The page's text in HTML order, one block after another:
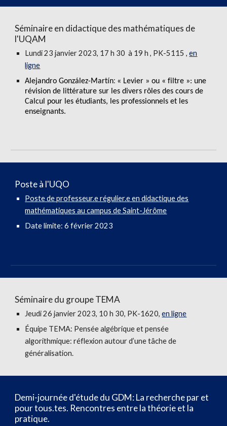
Séminaire en didactique des mathématiques de
l'UQAM
Lundi23 janvier2023, 17 h 30 à 19 h , PK-5115 ,en
ligne
Alejandro González-Martín: « Levier » ou « filtre »: une
révision de littérature sur les divers rôles des cours de
Calcul pour les étudiants, les professionnels et les
enseignants.
Poste à l'UQO
Poste de professeur.e régulier.e en didactique des
mathématiques au campus de Saint-Jérôme
Date limite:6 février2023
Séminaire du groupe TEMA
Jeudi 26 janvier2023, 10 h 30, PK-1620,en ligne
Équipe TEMA: Pensée algébrique et pensée
algorithmique: réflexion autour d’une tâche de
généralisation.
Demi-journée d'étude du GDM: La recherche par et
pour tous.tes. Rencontres entre la théorie et la
pratique.